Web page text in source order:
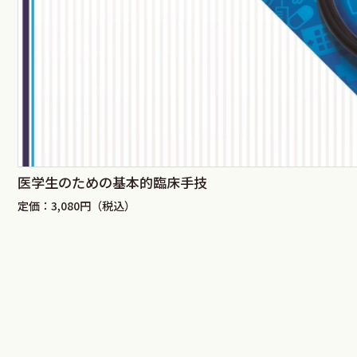
医学生のための基本的臨床手技
定価：3,080円（税込）